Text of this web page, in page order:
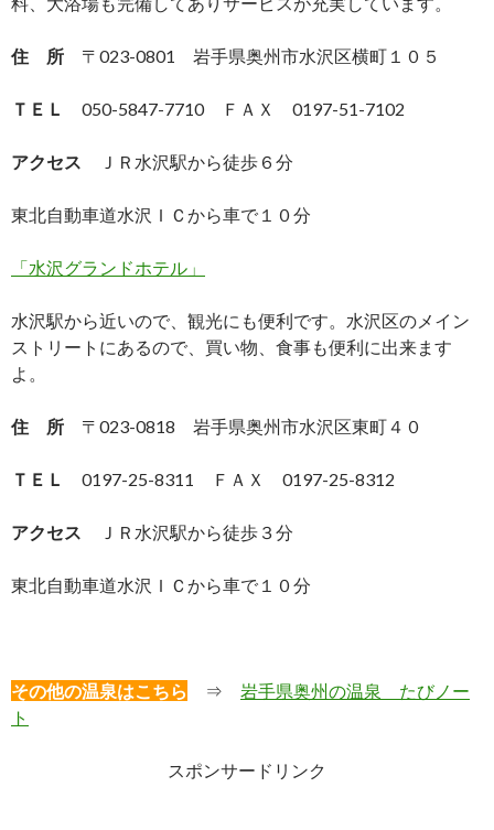
住 所 〒023-0801 岩手県奥州市水沢区横町１０５
ＴＥＬ 050-5847-7710 ＦＡＸ 0197-51-7102
アクセス ＪＲ水沢駅から徒歩６分
東北自動車道水沢ＩＣから車で１０分
「水沢グランドホテル」
水沢駅から近いので、観光にも便利です。水沢区のメイン
ストリートにあるので、買い物、食事も便利に出来ます
よ。
住 所 〒023-0818 岩手県奥州市水沢区東町４０
ＴＥＬ 0197-25-8311 ＦＡＸ 0197-25-8312
アクセス ＪＲ水沢駅から徒歩３分
東北自動車道水沢ＩＣから車で１０分
その他の温泉はこちら ⇒ 岩手県奥州の温泉 たびノー
ト
スポンサードリンク